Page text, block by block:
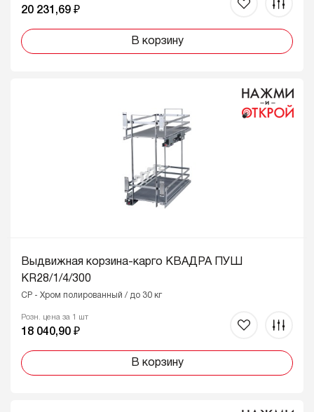
20 231,69 ₽
В корзину
Выдвижная корзина-карго КВАДРА ПУШ
KR28/1/4/300
CP - Хром полированный / до 30 кг
Розн. цена за 1 шт
18 040,90 ₽
В корзину